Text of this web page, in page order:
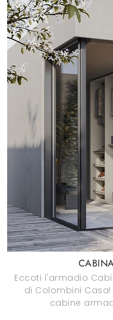
Eccoti l'armadio
di Colombini
cabine